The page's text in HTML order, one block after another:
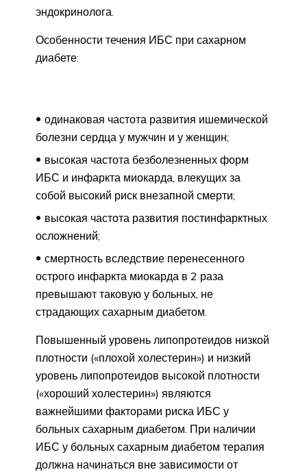
эндокринолога.
Особенности течения ИБС при сахарном
диабете:
одинаковая частота развития ишемической
болезни сердца у мужчин и у женщин;
высокая частота безболезненных форм
ИБС и инфаркта миокарда, влекущих за
собой высокий риск внезапной смерти;
высокая частота развития постинфарктных
осложнений;
смертность вследствие перенесенного
острого инфаркта миокарда в 2 раза
превышают таковую у больных, не
страдающих сахарным диабетом.
Повышенный уровень липопротеидов низкой
плотности («плохой холестерин») и низкий
уровень липопротеидов высокой плотности
(«хороший холестерин») являются
важнейшими факторами риска ИБС у
больных сахарным диабетом. При наличии
ИБС у больных сахарным диабетом терапия
должна начинаться вне зависимости от